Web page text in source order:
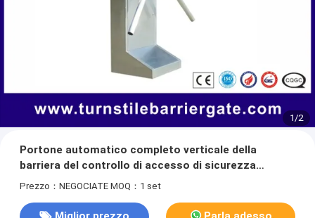
1/2
Portone automatico completo verticale della
barriera del controllo di accesso di sicurezza
dell'acciaio inossidabile del cancello girevole 304 del
Prezzo：NEGOCIATE MOQ：1 set